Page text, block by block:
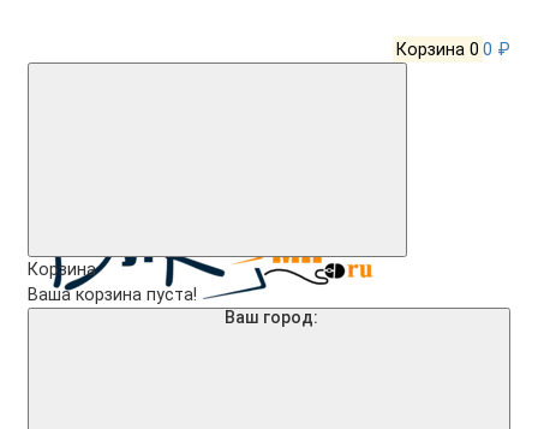
Ваш город:
Корзина 0 0 ₽
Корзина
Ваша корзина пуста!